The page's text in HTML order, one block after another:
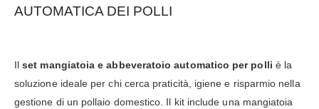
AUTOMATICA DEI POLLI
Ilset mangiatoia e abbeveratoio automatico per polli è la
soluzione ideale per chi cerca praticità, igiene e risparmio nella
gestione di un pollaio domestico. Il kit include una mangiatoia